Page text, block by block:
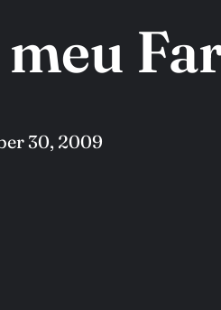
30, 2009